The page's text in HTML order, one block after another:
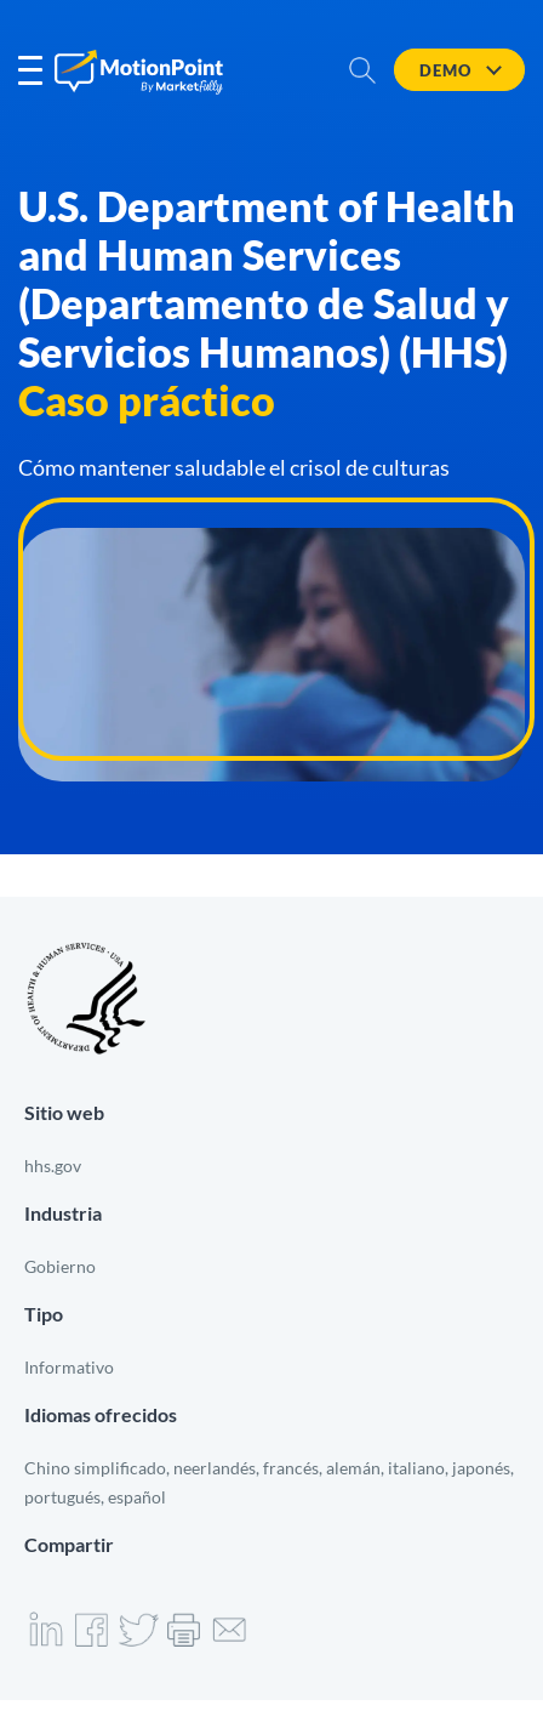
DEMO
U.S. Department of Health
and Human Services
(Departamento de Salud y
Servicios Humanos) (HHS)
Caso práctico
Cómo mantener saludable el crisol de culturas
Sitio web
hhs.gov
Industria
Gobierno
Tipo
Informativo
Idiomas ofrecidos
Chino simplificado, neerlandés, francés, alemán, italiano, japonés,
portugués, español
Compartir